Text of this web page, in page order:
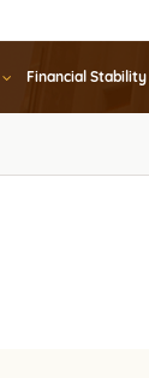
Financial Stability